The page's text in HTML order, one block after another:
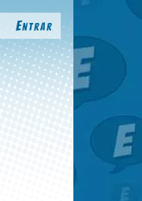
Entrar